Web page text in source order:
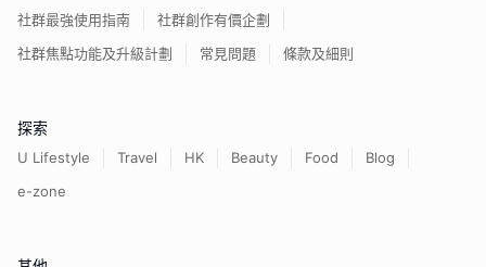
社群最強使用指南
社群創作有價企劃
社群焦點功能及升級計劃
常見問題 條款及細則
探索
U Lifestyle Travel HK Beauty Food
Blog
e-zone